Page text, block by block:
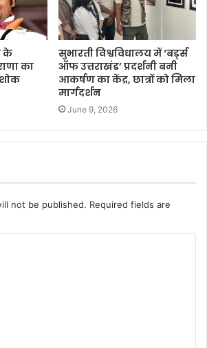
के
का
सुभारती विश्वविधालय में ‘बर्ड्स
ऑफ उत्तराखंड’ प्रदर्शनी बनी
आकर्षण का केंद्र, छात्रों को मिला
मार्गदर्शन
June 9, 2026
not be published. Required fields are